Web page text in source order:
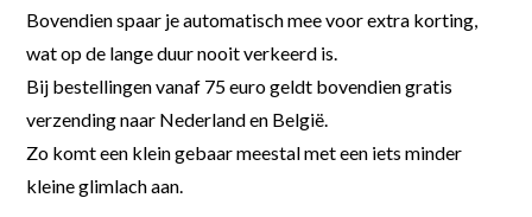
Bovendien spaar je automatisch mee voor extra korting,
wat op de lange duur nooit verkeerd is.
Bij bestellingen vanaf 75 euro geldt bovendien gratis
verzending naar Nederland en België.
Zo komt een klein gebaar meestal met een iets minder
kleine glimlach aan.